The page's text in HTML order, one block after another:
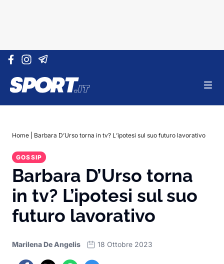
Vai al contenuto
Home Barbara D’Urso torna in tv? L’ipotesi sul suo futuro lavorativo
GOSSIP
Barbara D’Urso torna
in tv? L’ipotesi sul suo
futuro lavorativo
Marilena De Angelis 18 Ottobre 2023